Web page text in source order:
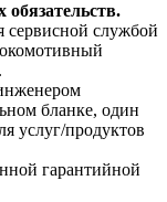
сервисной службой
бланке, один
услуг/продуктов
гарантийной